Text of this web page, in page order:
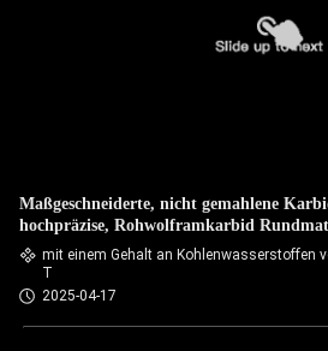
Maßgeschneiderte, nicht gemahlene
hochpräzise, Rohwolframkarbid
mit einem Gehalt an Kohlenwasserstoffen
T
2025-04-17